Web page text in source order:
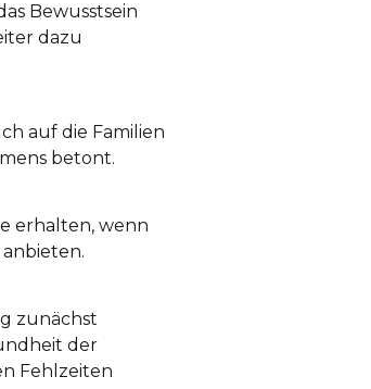
Bewusstsein
dazu
auf die Familien
betont.
erhalten, wenn
zunächst
der
Fehlzeiten